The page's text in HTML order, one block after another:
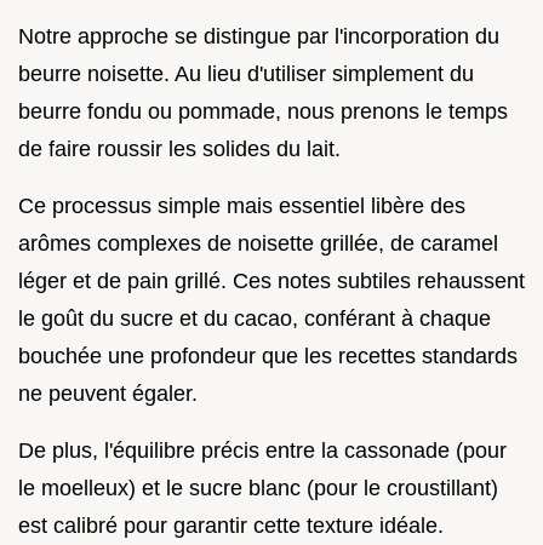
Notre approche se distingue par l'incorporation du
beurre noisette. Au lieu d'utiliser simplement du
beurre fondu ou pommade, nous prenons le temps
de faire roussir les solides du lait.
Ce processus simple mais essentiel libère des
arômes complexes de noisette grillée, de caramel
léger et de pain grillé. Ces notes subtiles rehaussent
le goût du sucre et du cacao, conférant à chaque
bouchée une profondeur que les recettes standards
ne peuvent égaler.
De plus, l'équilibre précis entre la cassonade (pour
le moelleux) et le sucre blanc (pour le croustillant)
est calibré pour garantir cette texture idéale.